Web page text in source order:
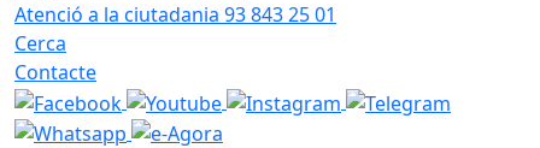
Atenció a la ciutadania 93 843 25 01
Cerca
Contacte